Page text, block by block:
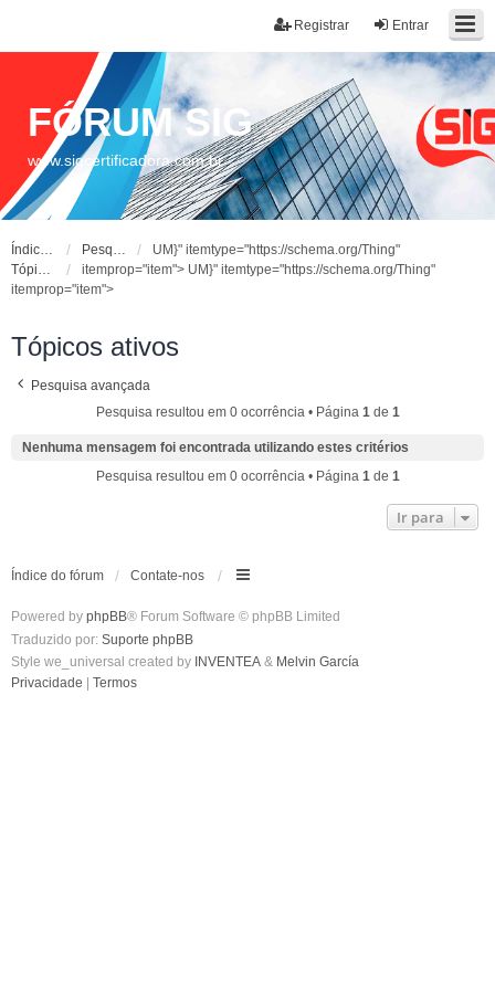
Entrar
Registrar
FÓRUM SIG
www.sigcertificadora.com.br
Índice do fórum Pesquisar
UM}" itemtype="https://schema.org/Thing"
itemprop="item">
Tópicos ativos
UM}" itemtype="https://schema.org/Thing"
itemprop="item">
Tópicos ativos
Pesquisa avançada
Pesquisa resultou em 0 ocorrência • Página 1de 1
Nenhuma mensagem foi encontrada utilizando estes critérios
Pesquisa resultou em 0 ocorrência • Página 1de 1
Ir para
Índice do fórum Contate-nos
Powered by phpBB® Forum Software © phpBB Limited
Traduzido por: Suporte phpBB
Style we_universal created by INVENTEA & Melvin García
Privacidade
Termos